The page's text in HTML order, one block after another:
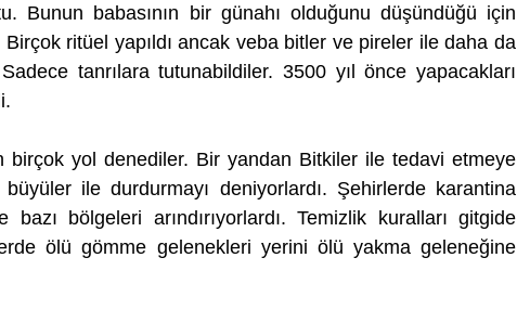
Bunun babasının bir günahı olduğunu düşündüğü için
ritüel yapıldı ancak veba bitler ve pireler ile daha da
tanrılara tutunabildiler. 3500 yıl önce yapacakları
birçok yol denediler. Bir yandan Bitkiler ile tedavi etmeye
ile durdurmayı deniyorlardı. Şehirlerde karantina
bölgeleri arındırıyorlardı. Temizlik kuralları gitgide
ölü gömme gelenekleri yerini ölü yakma geleneğine